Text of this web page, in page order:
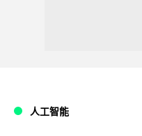
人工智能